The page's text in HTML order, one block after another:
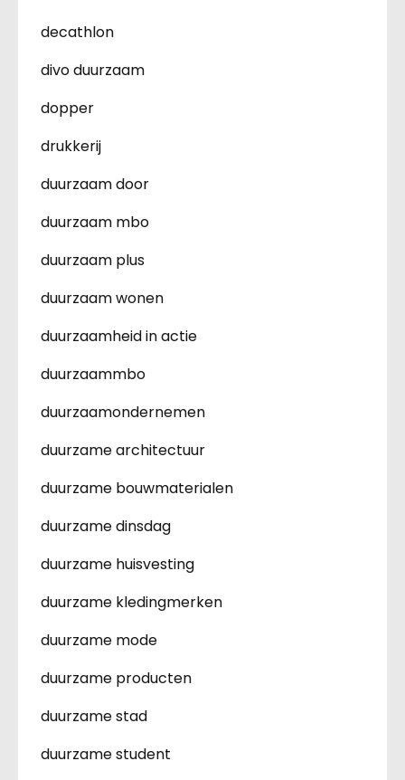
decathlon
divo duurzaam
dopper
drukkerij
duurzaam door
duurzaam mbo
duurzaam plus
duurzaam wonen
duurzaamheid in actie
duurzaammbo
duurzaamondernemen
duurzame architectuur
duurzame bouwmaterialen
duurzame dinsdag
duurzame huisvesting
duurzame kledingmerken
duurzame mode
duurzame producten
duurzame stad
duurzame student